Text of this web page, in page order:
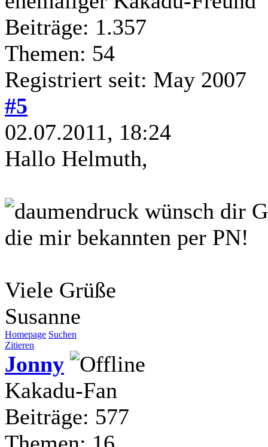
Beiträge: 1.357
Themen: 54
Registriert seit: May 2007
#5
02.07.2011, 18:24
Hallo Helmuth,
wünsch dir
die mir bekannten per PN!
Viele Grüße
Susanne
Homepage Suchen
Zitieren
Jonny
Kakadu-Fan
Beiträge: 577